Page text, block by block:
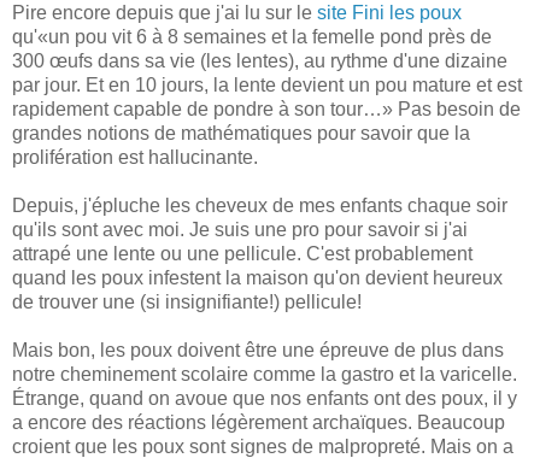
Pire encore depuis que j'ai lu sur le site Fini les poux
qu'«un pou vit 6 à 8 semaines et la femelle pond près de
300 œufs dans sa vie (les lentes), au rythme d'une dizaine
par jour. Et en 10 jours, la lente devient un pou mature et est
rapidement capable de pondre à son tour…» Pas besoin de
grandes notions de mathématiques pour savoir que la
prolifération est hallucinante.
Depuis, j'épluche les cheveux de mes enfants chaque soir
qu'ils sont avec moi. Je suis une pro pour savoir si j'ai
attrapé une lente ou une pellicule. C'est probablement
quand les poux infestent la maison qu'on devient heureux
de trouver une (si insignifiante!) pellicule!
Mais bon, les poux doivent être une épreuve de plus dans
notre cheminement scolaire comme la gastro et la varicelle.
Étrange, quand on avoue que nos enfants ont des poux, il y
a encore des réactions légèrement archaïques. Beaucoup
croient que les poux sont signes de malpropreté. Mais on a